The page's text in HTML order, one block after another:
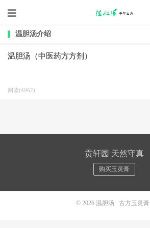
温胆汤介绍
温胆汤（中医药方方剂）
阅读(4962)
贡轩园 天然守真
购买玉灵膏
© 2026 温胆汤 古方玉灵膏